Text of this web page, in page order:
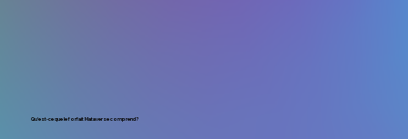
Qu'est-ce que le forfait Mataverse comprend?